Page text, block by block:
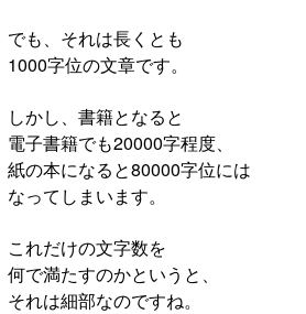
でも、それは長くとも
1000字位の文章です。
しかし、書籍となると
電子書籍でも20000字程度、
紙の本になると80000字位には
なってしまいます。
これだけの文字数を
何で満たすのかというと、
それは細部なのですね。